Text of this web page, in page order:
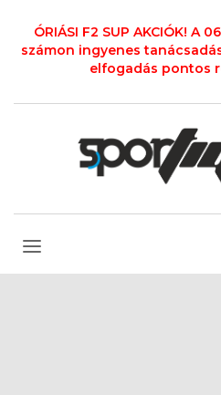
ÓRIÁSI F2 SUP AKCIÓK! A
számon ingyenes
elfogadás pontos